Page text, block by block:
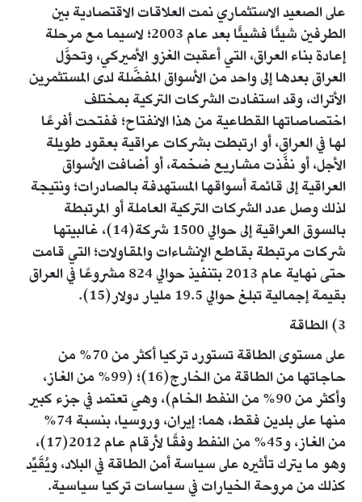
على الصعيد الاستثماري نمت العلاقات الاقتصادية بين
الطرفين شيئًا فشيئًا بعد عام 2003؛ لاسيما مع مرحلة
إعادة بناء العراق، التي أعقبت الغزو الأميركي، وتحوَّل
العراق بعدها إلى واحد من الأسواق المفضَّلة لدى المستثمرين
الأتراك، وقد استفادت الشركات التركية بمختلف
اختصاصاتها القطاعية من هذا الانفتاح؛ ففتحت أفرعًا
لها في العراق، أو ارتبطت بشركات عراقية بعقود طويلة
الأجل، أو نفَّذت مشاريع ضخمة، أو أضافت الأسواق
العراقية إلى قائمة أسواقها المستهدفة بالصادرات؛ ونتيجة
لذلك وصل عدد الشركات التركية العاملة أو المرتبطة
بالسوق العراقية إلى حوالي 1500 شركة(14)، غالبيتها
شركات مرتبطة بقاطع الإنشاءات والمقاولات؛ التي قامت
حتى نهاية عام 2013 بتنفيذ حوالي 824 مشروعًا في العراق
بقيمة إجمالية تبلغ حوالي 19.5 مليار دولار(15).
3) الطاقة
على مستوى الطاقة تستورد تركيا أكثر من 70% من
حاجاتها من الطاقة من الخارج(16)؛ (99% من الغاز،
وأكثر من 90% من النفط الخام)، وهي تعتمد في جزء كبير
منها على بلدين فقط، هما: إيران، وروسيا، بنسبة 74%
من الغاز، و45% من النفط وفقًا لأرقام عام 2012(17)،
وهو ما يترك تأثيره على سياسة أمن الطاقة في البلاد، ويُقَيِّد
كذلك من مروحة الخيارات في سياسات تركيا سياسية.